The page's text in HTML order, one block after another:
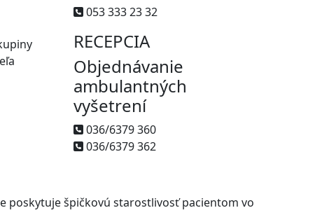
053 333 23 32
RECEPCIA
Objednávanie
ambulantných
vyšetrení
036/6379 360
036/6379 362
poskytuje špičkovú starostlivosť pacientom vo